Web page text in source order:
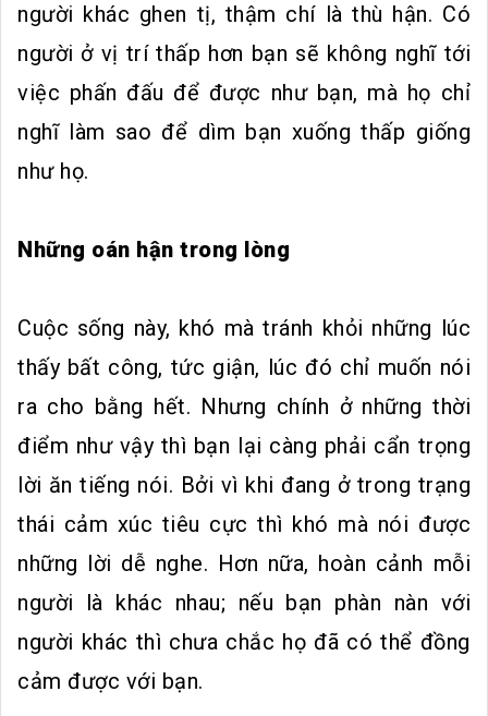
người khác ghen tị, thậm chí là thù hận. Có
người ở vị trí thấp hơn bạn sẽ không nghĩ tới
việc phấn đấu để được như bạn, mà họ chỉ
nghĩ làm sao để dìm bạn xuống thấp giống
như họ.
Những oán hận trong lòng
Cuộc sống này, khó mà tránh khỏi những lúc
thấy bất công, tức giận, lúc đó chỉ muốn nói
ra cho bằng hết. Nhưng chính ở những thời
điểm như vậy thì bạn lại càng phải cẩn trọng
lời ăn tiếng nói. Bởi vì khi đang ở trong trạng
thái cảm xúc tiêu cực thì khó mà nói được
những lời dễ nghe. Hơn nữa, hoàn cảnh mỗi
người là khác nhau; nếu bạn phàn nàn với
người khác thì chưa chắc họ đã có thể đồng
cảm được với bạn.